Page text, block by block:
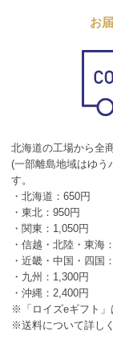
お
北海道の工場から全
(一部離島地域はゆう
す。
・北海道：650円
・東北：950円
・関東：1,050円
・信越・北陸・東海
・近畿・中国・四国
・九州：1,300円
・沖縄：2,400円
※「ロイズeギフト」
※送料について詳し